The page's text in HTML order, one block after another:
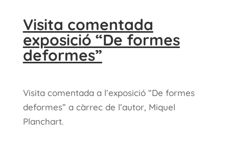
Visita comentada
exposició “De formes
deformes”
Visita comentada a l’exposició “De formes
deformes” a càrrec de l’autor, Miquel
Planchart.